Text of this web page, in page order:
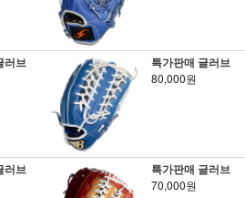
러브 특가판매 글러브
80,000원
러브 특가판매 글러브
70,000원